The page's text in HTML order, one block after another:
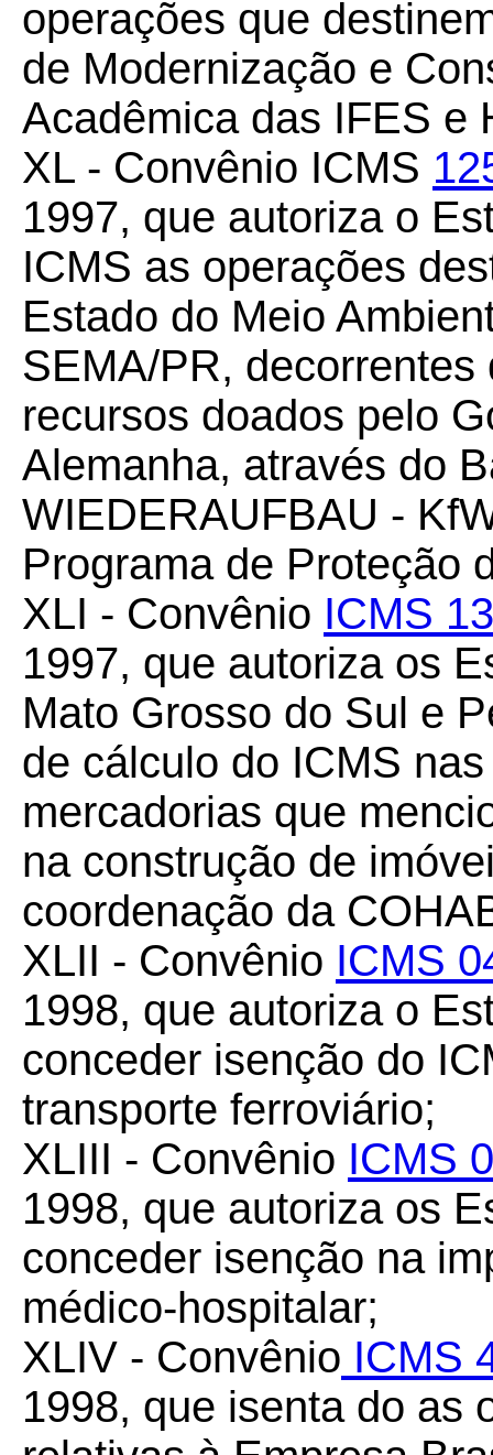
operações que
de Modernização e
Acadêmica das IFES e
XL - Convênio ICMS
1997, que autoriza o
ICMS as operações
Estado do Meio
SEMA/PR,
recursos doados pelo
Alemanha, através do
WIEDERAUFBAU -
Programa de Proteção
XLI - Convênio ICMS
1997, que autoriza os
Mato Grosso do Sul e
de cálculo do ICMS
mercadorias que
na construção de
coordenação da
XLII - Convênio ICMS
1998, que autoriza o
conceder isenção do
transporte ferroviário;
XLIII - Convênio ICMS
1998, que autoriza os
conceder isenção na
médico-hospitalar;
XLIV - Convênio ICMS
1998, que isenta do as